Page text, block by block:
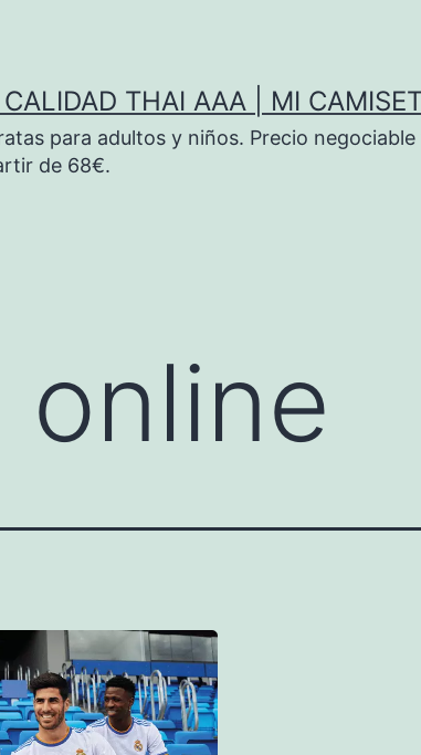
THAI AAA | MI
para adultos y niños. Precio
de 68€.
online